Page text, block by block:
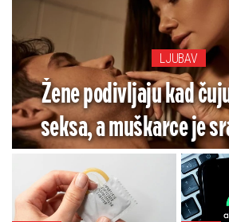
LJUBAV
Žene podivljaju kad
seksa, a muškarce je
rade